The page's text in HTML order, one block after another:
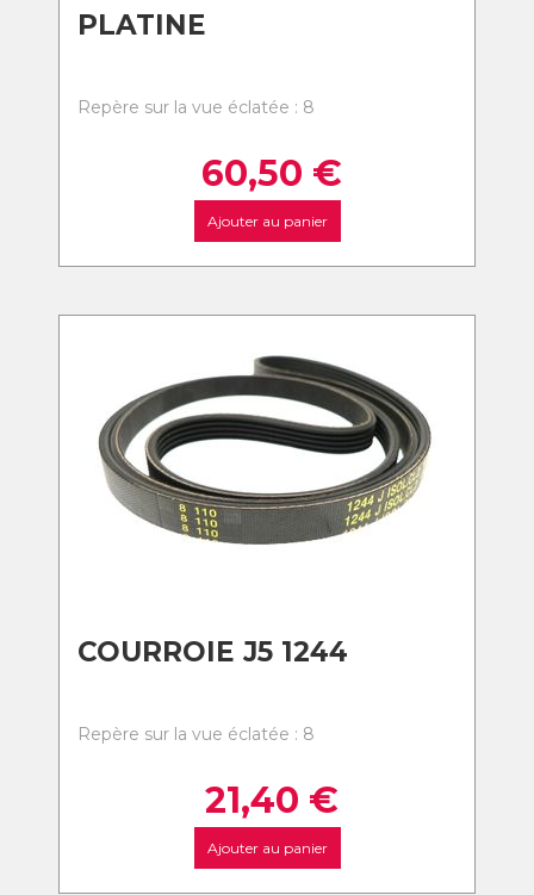
PLATINE
Repère sur la vue éclatée : 8
60,50 €
Ajouter au panier
COURROIE J5 1244
Repère sur la vue éclatée : 8
21,40 €
Ajouter au panier